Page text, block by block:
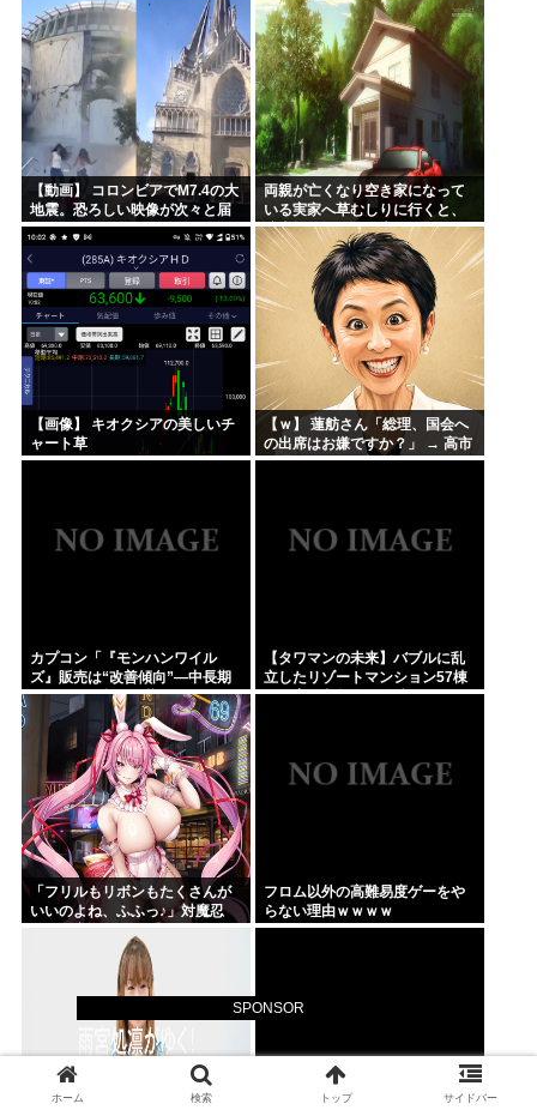
SPONSOR
【動画】 コロンビアでM7.4の大
地震。恐ろしい映像が次々と届
く。
両親が亡くなり空き家になって
いる実家へ草むしりに行くと、
駐車場に知らない車が停まって
いた→即警察を呼んだ結果、衝
撃の事実が判明・・・
【画像】 キオクシアの美しいチ
ャート草
【ｗ】 蓮舫さん「総理、国会へ
の出席はお嫌ですか？」 → 高市
総理のマジレス炸裂 → ｗｗｗｗ
カプコン「『モンハンワイル
ズ』販売は“改善傾向”―中長期
でワールド超え目指す」
【タワマンの未来】バブルに乱
立したリゾートマンション57棟
が一斉に老朽化。外壁はボロボ
「フリルもリボンもたくさんが
いいのよね、ふふっ♪」対魔忍
ミハラクライシス』
フロム以外の高難易度ゲーをや
らない理由ｗｗｗｗ
ホーム 検索 トップ サイドバー